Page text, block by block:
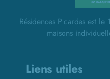
Résidences Picardes est
maisons
Liens utiles